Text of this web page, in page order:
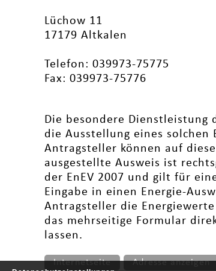
Lüchow 11
17179 Altkalen
Telefon: 039973-75775
Fax: 039973-75776
Die besondere Dienstleistung
die Ausstellung eines solchen
Antragsteller können auf
ausgestellte Ausweis ist
der EnEV 2007 und gilt für
Eingabe in einen Energie-
Antragsteller die Energiewerte
das mehrseitige Formular
lassen.
Internetseite Adresse anzeigen